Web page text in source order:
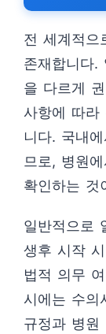
전 세계적으
존재합니다.
을 다르게
사항에 따라
니다. 국내
므로, 병원
확인하는 것
일반적으로
생후 시작
법적 의무
시에는 수의
규정과 병원